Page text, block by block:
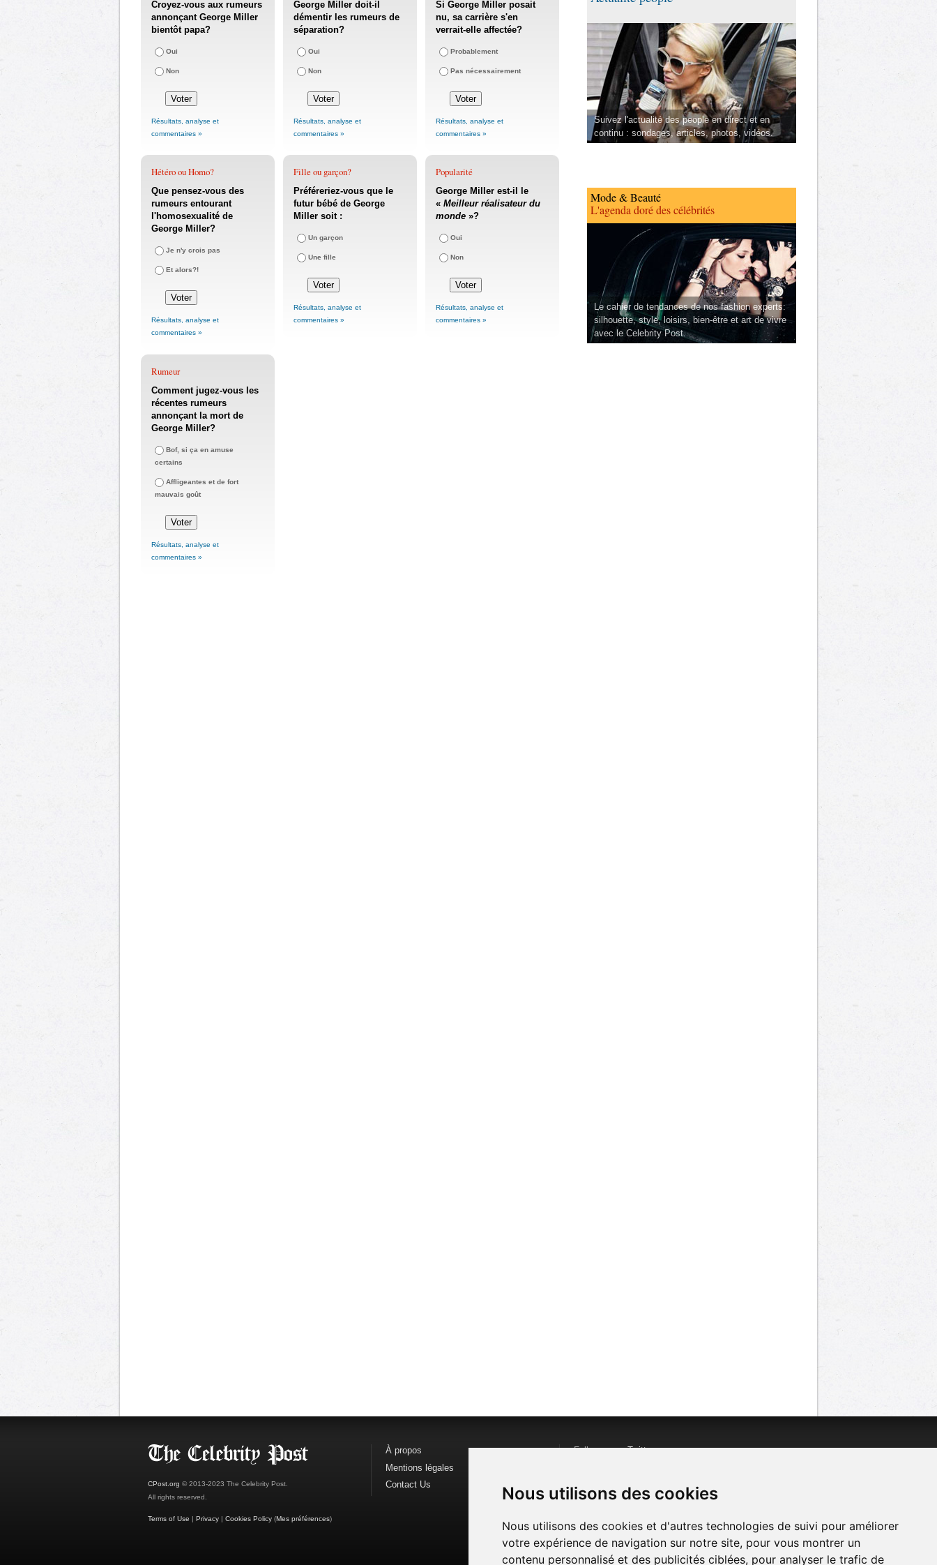
Nous utilisons des cookies
Nous utilisons des cookies et d'autres technologies de suivi pour améliorer
votre expérience de navigation sur notre site, pour vous montrer un
contenu personnalisé et des publicités ciblées, pour analyser le trafic de
Croyez-vous aux rumeurs
annonçant George Miller
bientôt papa?
Oui
Non
Résultats, analyse et
commentaires »
George Miller doit-il
démentir les rumeurs de
séparation?
Oui
Non
Résultats, analyse et
commentaires »
Si George Miller posait
nu, sa carrière s'en
verrait-elle affectée?
Probablement
Pas nécessairement
Résultats, analyse et
commentaires »
Hétéro ou Homo?
Que pensez-vous des
rumeurs entourant
l'homosexualité de
George Miller?
Je n'y crois pas
Et alors?!
Résultats, analyse et
commentaires »
Fille ou garçon?
Préféreriez-vous que le
futur bébé de George
Miller soit :
Un garçon
Une fille
Résultats, analyse et
commentaires »
Popularité
George Miller est-il le
« Meilleur réalisateur du
monde »?
Oui
Non
Résultats, analyse et
commentaires »
Rumeur
Comment jugez-vous les
récentes rumeurs
annonçant la mort de
George Miller?
Bof, si ça en amuse
certains
Affligeantes et de fort
mauvais goût
Résultats, analyse et
commentaires »
Suivez l'actualité des people en direct et en
continu : sondages, articles, photos, vidéos.
Mode & Beauté
L'agenda doré des célébrités
Le cahier de tendances de nos fashion experts:
silhouette, style, loisirs, bien-être et art de vivre
avec le Celebrity Post.
CPost.org © 2013-2023 The Celebrity Post.
All rights reserved.
Terms of Use | Privacy | Cookies Policy (Mes préférences)
À propos
Mentions légales
Contact Us
Follow us onTwitter
Watch us on YouTube